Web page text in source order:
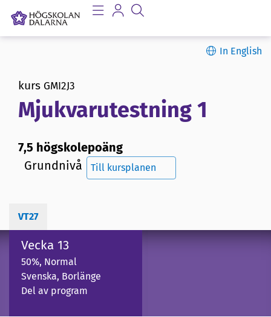
In English
kurs GMI2J3
Mjukvarutestning 1
7,5 högskolepoäng
Grundnivå
Till kursplanen
VT27
Vecka 13
50%, Normal
Svenska, Borlänge
Del av program